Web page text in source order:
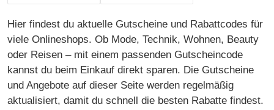
Hier findest du aktuelle Gutscheine und Rabattcodes für
viele Onlineshops. Ob Mode, Technik, Wohnen, Beauty
oder Reisen – mit einem passenden Gutscheincode
kannst du beim Einkauf direkt sparen. Die Gutscheine
und Angebote auf dieser Seite werden regelmäßig
aktualisiert, damit du schnell die besten Rabatte findest.